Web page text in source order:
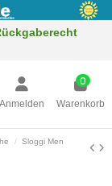
Anmelden
0
Warenkorb
Sloggi Men